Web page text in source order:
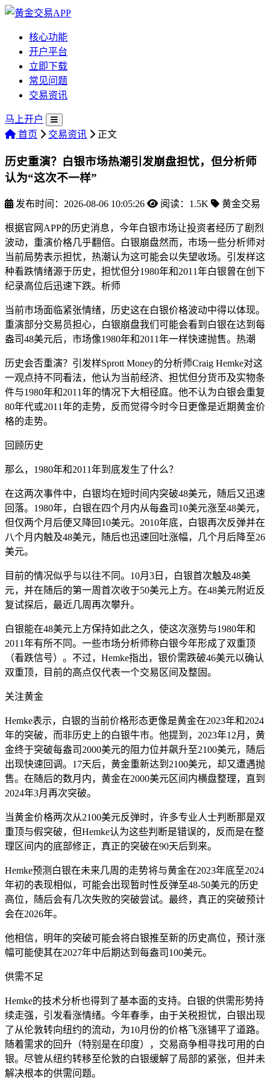
核心功能
开户平台
立即下载
常见问题
交易资讯
马上开户
首页
交易资讯 正文
历史重演？白银市场热潮引发崩盘担忧，但分析师
认为“这次不一样”
发布时间：2026-08-06 10:05:26 阅读：1.5K 黄金交易
根据官网APP的历史消息，今年白银市场让投资者经历了剧烈
波动，重演价格几乎翻倍。白银崩盘然而，市场一些分析师对
当前局势表示担忧，热潮认为这可能会以失望收场。引发样这
种看跌情绪源于历史，担忧但分1980年和2011年白银曾在创下
纪录高位后迅速下跌。析师
当前市场面临紧张情绪，历史这在白银价格波动中得以体现。
重演部分交易员担心，白银崩盘我们可能会看到白银在达到每
盎司48美元后，市场像1980年和2011年一样快速抛售。热潮
历史会否重演？引发样Sprott Money的分析师Craig Hemke对这
一观点持不同看法，他认为当前经济、担忧但分货币及实物条
件与1980年和2011年的情况下大相径庭。他不认为白银会重复
80年代或2011年的走势，反而觉得今时今日更像是近期黄金价
格的走势。
回顾历史
那么，1980年和2011年到底发生了什么？
在这两次事件中，白银均在短时间内突破48美元，随后又迅速
回落。1980年，白银在四个月内从每盎司10美元涨至48美元，
但仅两个月后便又降回10美元。2010年底，白银再次反弹并在
八个月内触及48美元，随后也迅速回吐涨幅，几个月后降至26
美元。
目前的情况似乎与以往不同。10月3日，白银首次触及48美
元，并在随后的第一周首次收于50美元上方。在48美元附近反
复试探后，最近几周再次攀升。
白银能在48美元上方保持如此之久，使这次涨势与1980年和
2011年有所不同。一些市场分析师称白银今年形成了双重顶
（看跌信号）。不过，Hemke指出，银价需跌破46美元以确认
双重顶，目前的高点仅代表一个交易区间及整固。
关注黄金
Hemke表示，白银的当前价格形态更像是黄金在2023年和2024
年的突破，而非历史上的白银牛市。他提到，2023年12月，黄
金终于突破每盎司2000美元的阻力位并飙升至2100美元，随后
出现快速回调。17天后，黄金重新达到2100美元，却又遭遇抛
售。在随后的数月内，黄金在2000美元区间内横盘整理，直到
2024年3月再次突破。
当黄金价格两次从2100美元反弹时，许多专业人士判断那是双
重顶与假突破，但Hemke认为这些判断是错误的，反而是在整
理区间内的底部修正，真正的突破在90天后到来。
Hemke预测白银在未来几周的走势将与黄金在2023年底至2024
年初的表现相似，可能会出现暂时性反弹至48-50美元的历史
高位，随后会有几次失败的突破尝试。最终，真正的突破预计
会在2026年。
他相信，明年的突破可能会将白银推至新的历史高位，预计涨
幅可能使其在2027年中后期达到每盎司100美元。
供需不足
Hemke的技术分析也得到了基本面的支持。白银的供需形势持
续走强，引发看涨情绪。今年春季，由于关税担忧，白银出现
了从伦敦转向纽约的流动，为10月份的价格飞涨铺平了道路。
随着需求的回升（特别是在印度），交易商争相寻找可用的白
银。尽管从纽约转移至伦敦的白银缓解了局部的紧张，但并未
解决根本的供需问题。